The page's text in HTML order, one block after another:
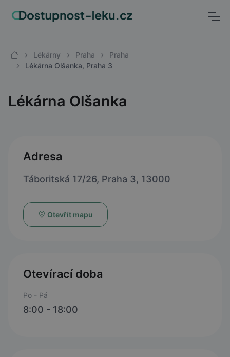
Lékárny Praha
Praha
Lékárna Olšanka, Praha 3
Lékárna Olšanka
Adresa
Táboritská 17/26, Praha 3, 13000
Otevřít mapu
Otevírací doba
Po - Pá
8:00 - 18:00